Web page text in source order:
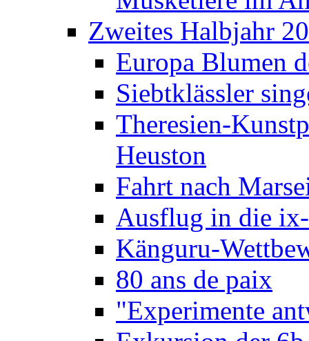
Zweites Halbjahr
Europa Blumen
Siebtklässler
Theresien-
Heuston
Fahrt nach
Ausflug in die
Känguru-
80 ans de paix
"Experimente